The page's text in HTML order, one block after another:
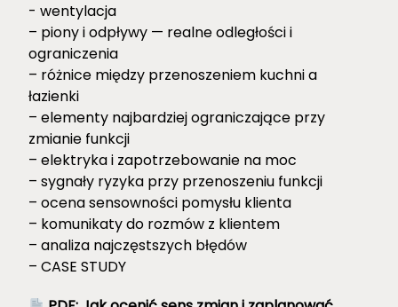
- wentylacja
– piony i odpływy — realne odległości i
ograniczenia
– różnice między przenoszeniem kuchni a
łazienki
– elementy najbardziej ograniczające przy
zmianie funkcji
– elektryka i zapotrzebowanie na moc
– sygnały ryzyka przy przenoszeniu funkcji
– ocena sensowności pomysłu klienta
– komunikaty do rozmów z klientem
– analiza najczęstszych błędów
– CASE STUDY